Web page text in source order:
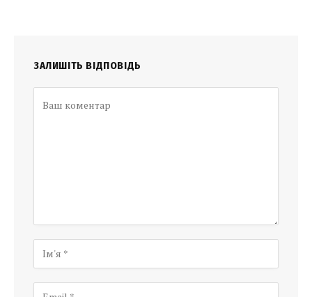
ЗАЛИШІТЬ ВІДПОВІДЬ